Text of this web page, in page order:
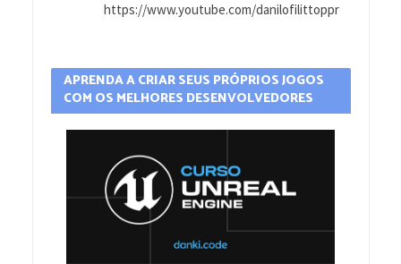
https://www.youtube.com/danilofilittoppr
APRENDA A CRIAR SEUS PRÓPRIOS JOGOS
COM OS MELHORES DESENVOLVEDORES